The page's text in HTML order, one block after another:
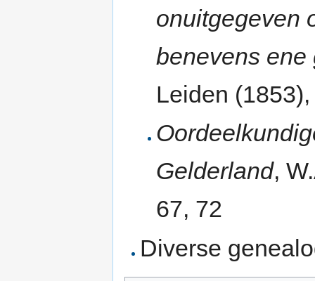
onuitgegeven
benevens ene
Leiden
Gelderland,
67, 72
Diverse